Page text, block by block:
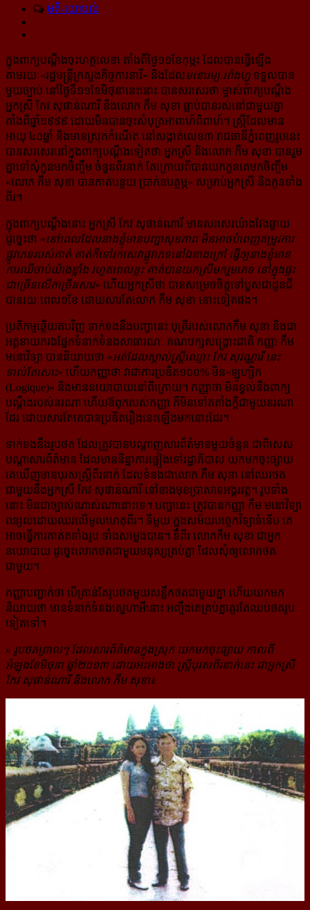
មតិ-យោបល់
ក្នុងពាក្យបណ្តឹងចុះហត្ថលេខា តាំងពីថ្ងៃ១១ខែកុម្ភះ ដែលបានធ្វើឡើង
តាមរយៈ​«រដ្ឋមន្ត្រីក្រសួងកិច្ចការនារី» និង​ដែល​មនោរម្យ.អាំងហ្វូ ទទួលបាន
មួយច្បាប់ នៅថ្ងៃទី១១ខែមិថុនានេះនោះ បានសរសេរថា ម្ចាស់​ពាក្យ​បណ្ដឹង
អ្នកស្រី កែវ សុផាន់ណារី និងលោក កឹម សុខា ធ្លាប់បានរស់នៅជាមួយគ្នា
តាំងពីឆ្នាំ១៩៩៩ ដោយ​មិន​បាន​ចុះ​សំបុត្រ​អាពាហ៍ពិពាហ៍។ ស្ត្រី​ដែលមាន
អាយុ ៤០ឆ្នាំ និងមានស្រុកកំណើត នៅសង្កាត់លេខ៣ រាជធានី​ភ្នំពេញ​រូបនេះ
បានសរសេរនៅក្នុង​ពាក្យបណ្ដឹង​ទៀតថា អ្នកស្រី និងលោក កឹម សុខា បានរួម
គ្នា​ទៅ​សុំ​កូន​​មក​ចិញ្ចឹម ចំនួនពីរនាក់ តែក្រោយពីបានយកកូនគេមកចិញ្ចឹម
«លោក កឹម សុខា បានកាត់បន្ថយ ប្រាក់​ឧបត្ថម្ភ» សម្រាប់​អ្នកស្រី និងកូនទាំង
ពីរ។
ក្នុងពាក្យបណ្ដឹងនោះ អ្នកស្រី កែវ សុផាន់ណារី មានសរសេរយ៉ាងវែងឆ្ងាយ
ដូច្នេះថា «នៅពេលដែល​នាងខ្ញុំ​មាន​បញ្ហា​​សុខភាព មិនអាចបំពេញតម្រូវការ
ផ្លូវភេទរបស់គាត់ គាត់ក៏ទៅរកសេវាផ្លូវភេទនៅឯខាងក្រៅ ធ្វើឲ្យ​នាង​ខ្ញុំ​មាន
ការឈឺចាប់​យ៉ាង​ខ្លាំង រហូតពេលខ្លះ គាត់បានយកស្រីមករួមភេទ នៅក្នុងផ្ទះ
ជាច្រើនលើក​ច្រើន​សារ» ហើយអ្នកស្រីថា បានសម្រេចចិត្ត​ទៅ​បួស​ជាដូនជី
បានរយៈពេល១ខែ ដោយសារតែលោក កឹម សុខា នោះ​ទៀត​ផង។
ប្រតិកម្មឆ្លើយតបវិញ ទាក់ទងនឹងបញ្ហានេះ បុត្រីរបស់លោកកឹម សុខា និងជា
អគ្គនាយករង​ផ្នែក​ទំនាក់​ទំនង​សាធារណៈ គណបក្សសង្គ្រោះជាតិ កញ្ញា កឹម
មនោវិទ្យា បាននិយាយថា «អត់ដែលស្គាល់ស្ត្រីឈ្មោះ កែវ សុវណ្ណារី នេះ
ទាល់តែសោះ» ហើយ​កញ្ញាថា វាជាការប្រឌិត១០០% មិន«ឡូហ្សិក
(Logique)» និងមាន​នយោបាយ​នៅពីក្រោយ។ កញ្ញាថា មិនខ្វល់នឹង​ពាក្យ
បណ្ដឹងរបស់នរណា ហើយឪពុករបស់កញ្ញា ក៏មិន​ទៅ​តតាំង​ក្ដី​ជាមួយ​នរណា
ដែរ ដោយសារតែគេបាន​ប្រឌិតរឿង​នេះ​ឡើងមកនោះដែរ។
ទាក់ទងនឹងរូបថត ដែលត្រូវបានបណ្ដាញសារព័ត៌មានមួយចំនួន ជាពិសេស
បណ្ដាសារព័ត៌មាន ដែលមាន​និន្នាការផ្អៀង​ទៅរដ្ឋាភិបាល យកមកចុះផ្សាយ
គេឃើញមានបុរសស្ត្រីពីរនាក់ ដែលទំនងជាលោក កឹម សុខា នៅឈរថត
ជាមួយនឹងអ្នកស្រី​ កែវ សុផាន់ណារី នៅខាងមុខ​ប្រាសាទអង្គរវត្ត។ រូបទាំង
នោះ មិនជាច្បាស់​ណាស់​ណា​នោះទេ។ បញ្ហា​នេះ ត្រូវបានកញ្ញា កឹម មនោវិទ្យា
ពន្យល់ដោយឈរ​លើមូលហេតុពីរ។ ទីមួយ ក្នុង​សម័យបច្ចេកវិទ្យាទំនើប គេ
អាចធ្វើការកាត់តទាំងរូប ទាំងសម្លេងបាន។ ទីពីរ លោកកឹម សុខា ជាអ្នក​
នយោបាយ ដូច្នេះ​លោក​ថតជាមួយមនុស្សគ្រប់គ្នា ដែលសុំឲ្យលោកថត
ជាមួយ។
កញ្ញាបញ្ជាក់ថា បើគ្រាន់តែរូបថតមួយសន្លឹកថតជាមួយគ្នា ហើយយកមក
និយាយថា មានទំនាក់ទំនង​ស្នេហា​អីនោះ អញ្ចឹង​គេគ្រប់គ្នាគួរតែឈប់ថតរូប
ទៀតទៅ។
» រូបថតព្រាលៗ ដែលសារព័ត៌មានក្នុងស្រុក យកមកចុះផ្សាយ កាលពី
អំឡុងខែមិថុនា ឆ្នាំ២០១៣ ដោយ​អះអាងថា ស្ត្រីបុរសពីរនាក់នេះ ជាអ្នកស្រី
កែវ សុផាន់ណារី និងលោក កឹម សុខា៖